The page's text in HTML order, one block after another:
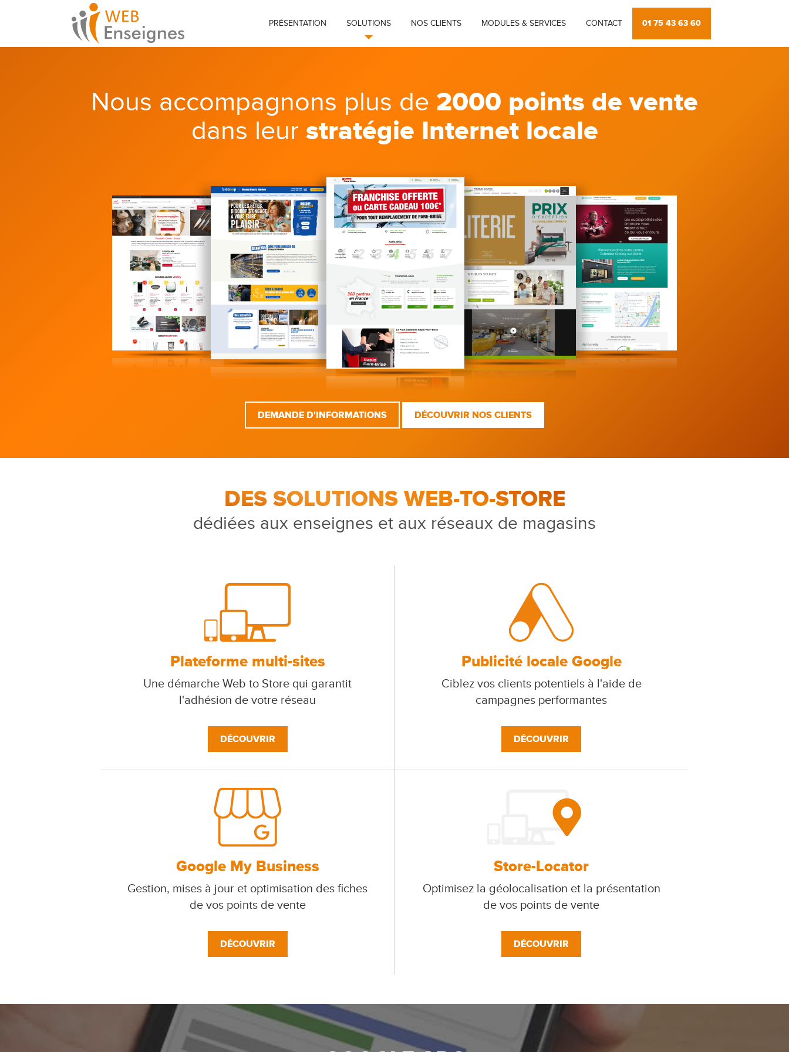
PRÉSENTATION SOLUTIONS NOS CLIENTS MODULES & SERVICES CONTACT 01 75 43 63 60
Nous accompagnons plus de 2000 points de vente
dans leur stratégie Internet locale
DEMANDE D'INFORMATIONS DÉCOUVRIR NOS CLIENTS
DES SOLUTIONS WEB-TO-STORE
dédiées aux enseignes et aux réseaux de magasins
Plateforme multi-sites
Une démarche Web to Store qui garantit
l'adhésion de votre réseau
DÉCOUVRIR
Publicité locale Google
Ciblez vos clients potentiels à l'aide de
campagnes performantes
DÉCOUVRIR
Google My Business
Gestion, mises à jour et optimisation des fiches
de vos points de vente
DÉCOUVRIR
Store-Locator
Optimisez la géolocalisation et la présentation
de vos points de vente
DÉCOUVRIR